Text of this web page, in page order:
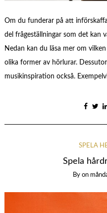
Om du funderar på att
del frågeställningar som det kan
Nedan kan du läsa mer om
olika former av hörlurar.
musikinspiration också.
SPELA
Spela
By on